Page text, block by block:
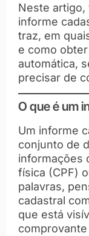
Neste artigo,
informe
traz, em
e como
automática,
precisar de
O que é um
Um informe
conjunto de
informações
física (CPF)
palavras,
cadastral
que está
comprovante